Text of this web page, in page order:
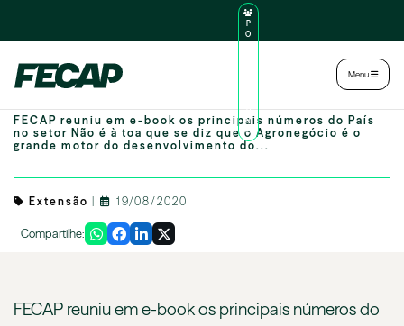
P
O
U
N
O
Menu
Veja números do agronegócio brasileiro
FECAP reuniu em e-book os principais números do País
no setor Não é à toa que se diz que o Agronegócio é o
grande motor do desenvolvimento do...
Extensão 19/08/2020
Compartilhe:
FECAP reuniu em e-book os principais números do